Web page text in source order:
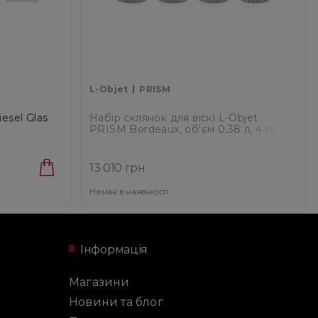
Glas
L-Objet PRISM
Набір склянок для віскі L-Objet
PRISM Bordeaux, об'єм 0,38 л, 4 пр
13 010 грн
Немає в наявності
Інформація
Магазини
Новини та блог